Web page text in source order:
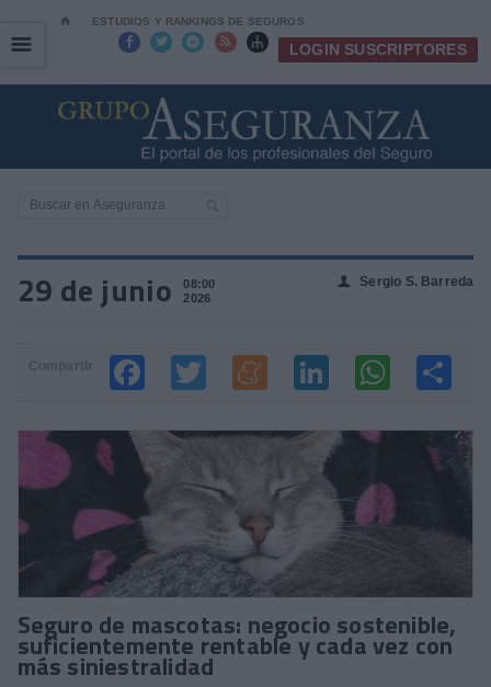
⌂ ESTUDIOS Y RANKINGS DE SEGUROS
     LOGIN SUSCRIPTORES
☰
☰
29 de junio
08:00
2026
👤 Sergio S. Barreda
Seguro de mascotas: negocio sostenible,
suficientemente rentable y cada vez con
más siniestralidad